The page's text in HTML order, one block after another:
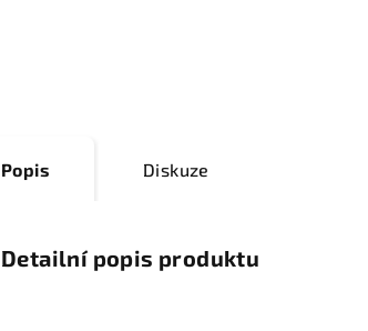
Popis Diskuze
Detailní popis produktu